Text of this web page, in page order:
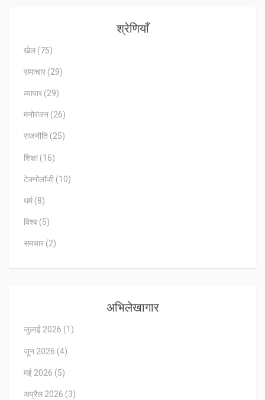
श्रेणियाँ
खेल (75)
समाचार (29)
व्यापार (29)
मनोरंजन (26)
राजनीति (25)
शिक्षा (16)
टेक्नोलॉजी (10)
धर्म (8)
विश्व (5)
समचार (2)
अभिलेखागार
जुलाई 2026 (1)
जून 2026 (4)
मई 2026 (5)
अप्रैल 2026 (3)